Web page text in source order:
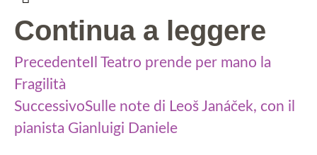
Continua a leggere
Precedente Il Teatro prende per mano la
Fragilità
SuccessivoSulle note di Leoš Janáček, con il
pianista Gianluigi Daniele